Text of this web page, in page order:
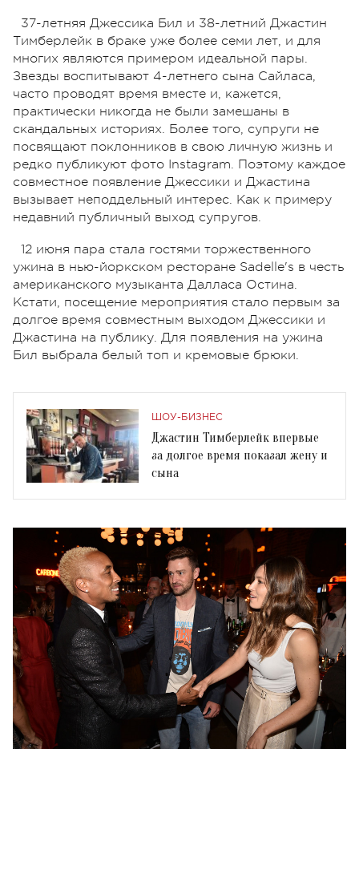
37-летняя Джессика Бил и 38-летний Джастин
Тимберлейк в браке уже более семи лет, и для
многих являются примером идеальной пары.
Звезды воспитывают 4-летнего сына Сайласа,
часто проводят время вместе и, кажется,
практически никогда не были замешаны в
скандальных историях. Более того, супруги не
посвящают поклонников в свою личную жизнь и
редко публикуют фото Instagram. Поэтому каждое
совместное появление Джессики и Джастина
вызывает неподдельный интерес. Как к примеру
недавний публичный выход супругов.
12 июня пара стала гостями торжественного
ужина в нью-йоркском ресторане Sadelle's в честь
американского музыканта Далласа Остина.
Кстати, посещение мероприятия стало первым за
долгое время совместным выходом Джессики и
Джастина на публику. Для появления на ужина
Бил выбрала белый топ и кремовые брюки.
ШОУ-БИЗНЕС
Джастин Тимберлейк впервые
за долгое время показал жену и
сына